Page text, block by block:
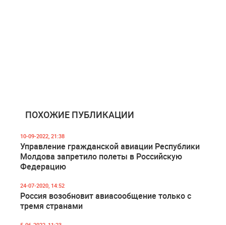
ПОХОЖИЕ ПУБЛИКАЦИИ
10-09-2022, 21:38
Управление гражданской авиации Республики
Молдова запретило полеты в Российскую
Федерацию
24-07-2020, 14:52
Россия возобновит авиасообщение только с
тремя странами